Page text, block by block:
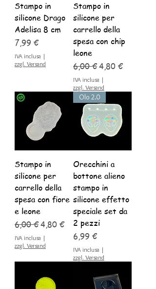
Stampo in
silicone Drago
Adelisa 8 cm
Prezzo
7,99 €
IVA inclusa |
zzgl. Versand
Stampo in
silicone per
carrello della
spesa con chip
leone
Prezzo regolare
6,00 €Prezzo scontato
4,80 €
IVA inclusa |
zzgl. Versand
Stampo in
silicone per
carrello della
spesa con fiore
e leone
Prezzo regolare
6,00 €Prezzo scontato
4,80 €
IVA inclusa |
zzgl. Versand
Olo 2.0
Orecchini a
bottone alieno
stampo in
silicone effetto
speciale set da
2 pezzi
Prezzo
6,99 €
IVA inclusa |
zzgl. Versand